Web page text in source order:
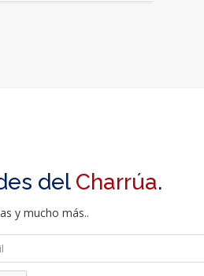
del Charrúa.
y mucho más..